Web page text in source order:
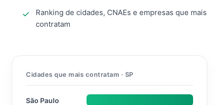
Ranking de cidades, CNAEs e empresas que mais
contratam
Cidades que mais contratam · SP
São Paulo